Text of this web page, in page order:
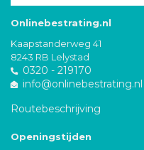
Onlinebestrating.nl
Kaapstanderweg 41
8243 RB Lelystad
0320 - 219170
info@onlinebestrating.nl
Routebeschrijving
Openingstijden